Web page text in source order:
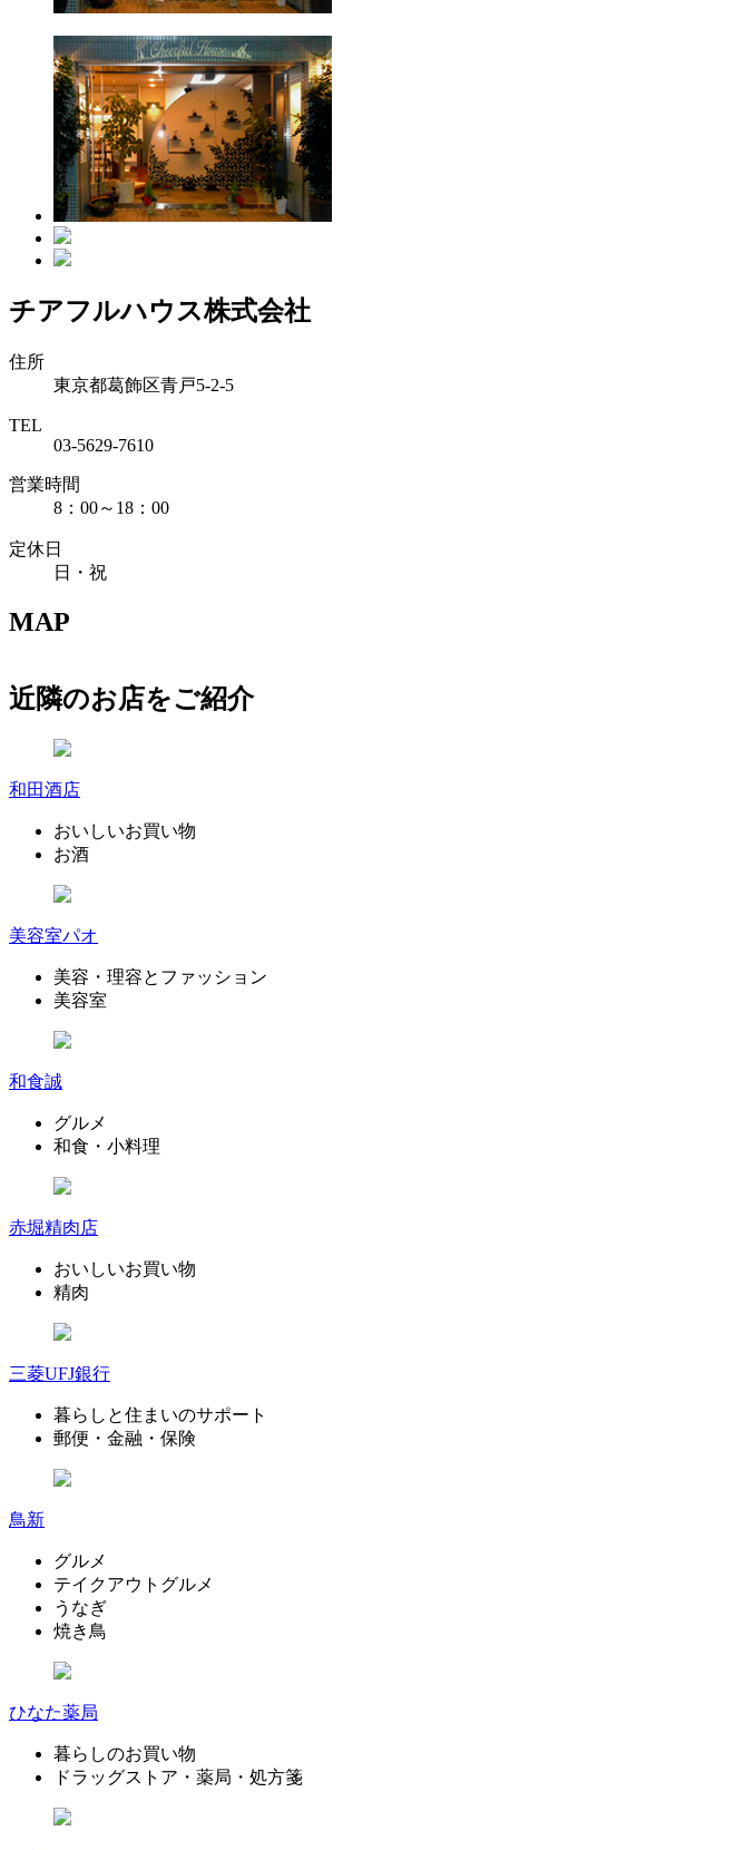
チアフルハウス株式会社
住所
東京都葛飾区青戸5-2-5
TEL
03-5629-7610
営業時間
8：00～18：00
定休日
日・祝
MAP
近隣のお店をご紹介
和田酒店
おいしいお買い物
お酒
美容室パオ
美容・理容とファッション
美容室
和食誠
グルメ
和食・小料理
赤堀精肉店
おいしいお買い物
精肉
三菱UFJ銀行
暮らしと住まいのサポート
郵便・金融・保険
鳥新
グルメ
テイクアウトグルメ
うなぎ
焼き鳥
ひなた薬局
暮らしのお買い物
ドラッグストア・薬局・処方箋